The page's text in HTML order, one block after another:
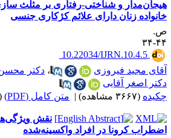
و شناختی-رفتاری بر مثلث
زنان دارای علائم کژکاری جنسی
۳۴
‎ 10.22034/IJRN.10.4.5
مجید فیروزی
،دکتر محسن
اصغر آقایی
(۳۶۶۷ مشاهده) | متن کامل (PDF) (۸۸۳ دریافت)
نقش
کرونا در افراد واکسینه‌شده